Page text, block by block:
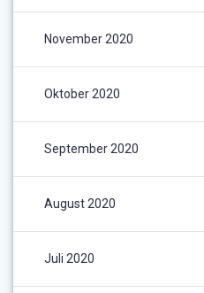
November 2020
Oktober 2020
September 2020
August 2020
Juli 2020